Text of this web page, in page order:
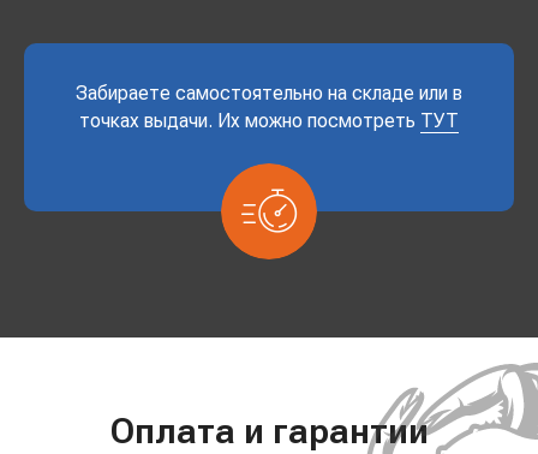
Забираете самостоятельно на складе или в
точках выдачи. Их можно посмотреть ТУТ
Оплата и гарантии